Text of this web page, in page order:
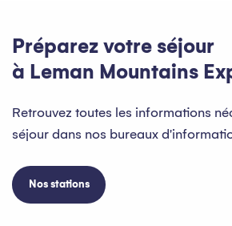
Préparez votre séjour
à Leman Mountains
Retrouvez toutes les informations
séjour dans nos bureaux
Nos stations